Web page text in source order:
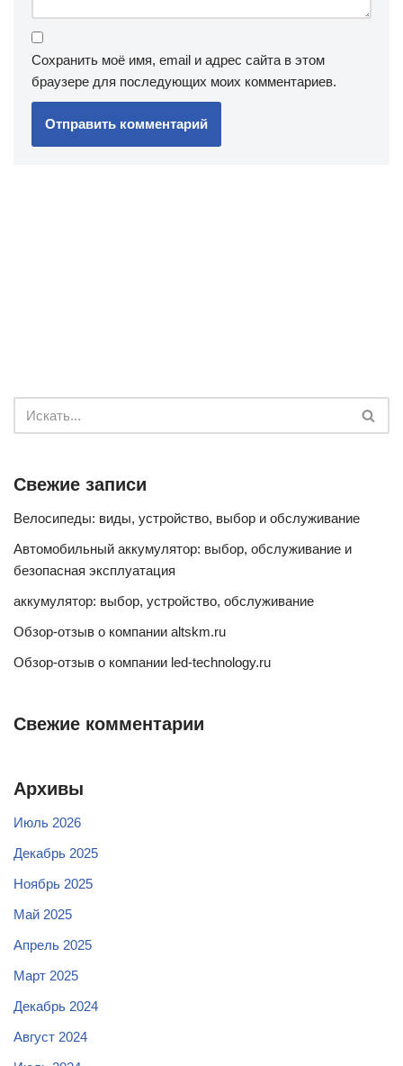
Сохранить моё имя, email и адрес сайта в этом
браузере для последующих моих комментариев.
Свежие записи
Велосипеды: виды, устройство, выбор и обслуживание
Автомобильный аккумулятор: выбор, обслуживание и
безопасная эксплуатация
аккумулятор: выбор, устройство, обслуживание
Обзор-отзыв о компании altskm.ru
Обзор-отзыв о компании led-technology.ru
Свежие комментарии
Архивы
Июль 2026
Декабрь 2025
Ноябрь 2025
Май 2025
Апрель 2025
Март 2025
Декабрь 2024
Август 2024